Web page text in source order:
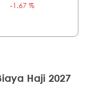
-1.67 %
Haji 2027